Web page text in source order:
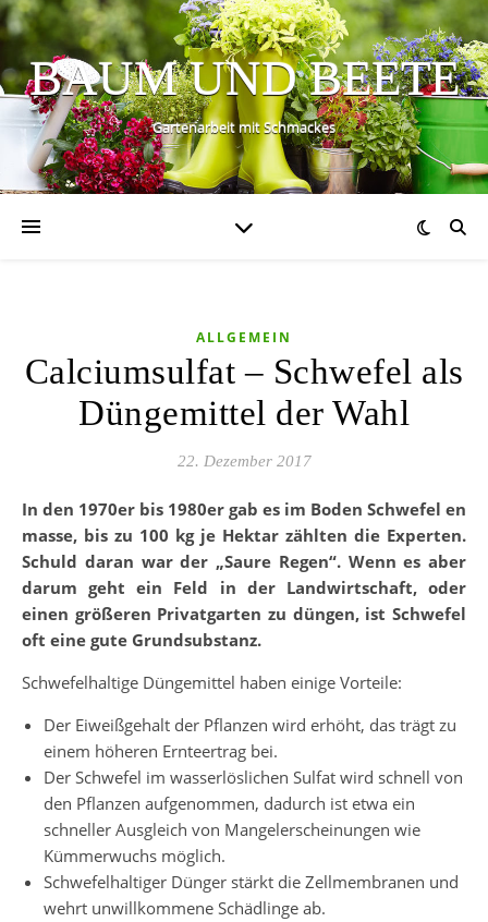
BAUM UND BEETE
Gartenarbeit mit Schmackes
ALLGEMEIN
Calciumsulfat – Schwefel als
Düngemittel der Wahl
22. Dezember 2017
In den 1970er bis 1980er gab es im Boden Schwefel en
masse, bis zu 100 kg je Hektar zählten die Experten.
Schuld daran war der „Saure Regen“. Wenn es aber
darum geht ein Feld in der Landwirtschaft, oder
einen größeren Privatgarten zu düngen, ist Schwefel
oft eine gute Grundsubstanz.
Schwefelhaltige Düngemittel haben einige Vorteile:
Der Eiweißgehalt der Pflanzen wird erhöht, das trägt zu
einem höheren Ernteertrag bei.
Der Schwefel im wasserlöslichen Sulfat wird schnell von
den Pflanzen aufgenommen, dadurch ist etwa ein
schneller Ausgleich von Mangelerscheinungen wie
Kümmerwuchs möglich.
Schwefelhaltiger Dünger stärkt die Zellmembranen und
wehrt unwillkommene Schädlinge ab.